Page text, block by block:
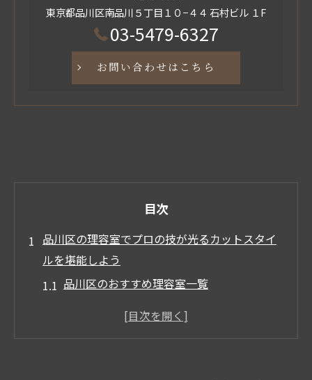
東京都品川区南品川５丁目１０−４４ 石村ビル １F
03-5479-6327
お問い合わせはこちら
目次
品川区の理容室でプロの技が光るカットスタイ
ルを堪能しよう
品川区のおすすめ理容室一覧
洗練されたビジネスマン向けのカットスタ